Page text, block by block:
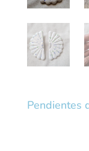
Pendientes